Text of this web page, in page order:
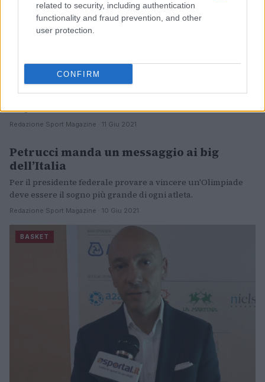
related to security, including authentication
functionality and fraud prevention, and other
user protection.
CONFIRM
Olimpia Milano, cambiamenti in vista tra
gli italiani
Lo scarso apporto di alcuni giocatori avrebbe convinto la
dirigenza a tuffarsi sul mercato.
Redazione Sport Magazine · 11 Giu 2021
BASKET
Petrucci manda un messaggio ai big
dell’Italia
Per il presidente federale provare a vincere un'Olimpiade
deve essere il sogno più grande di ogni atleta.
Redazione Sport Magazine · 10 Giu 2021
BASKET